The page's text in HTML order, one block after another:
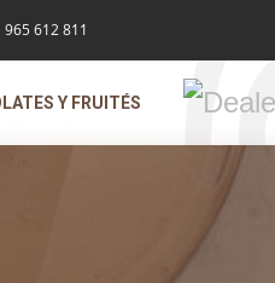
612 811
Y FRUITÉS